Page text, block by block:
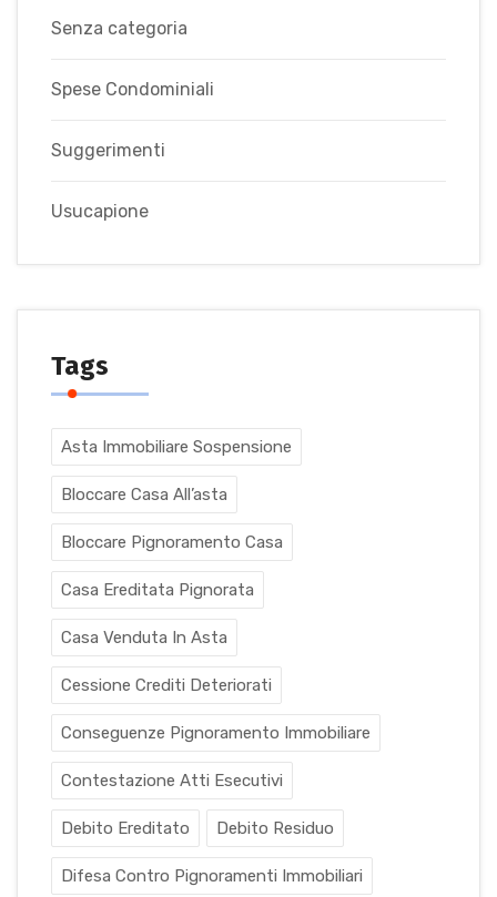
Senza categoria
Spese Condominiali
Suggerimenti
Usucapione
Tags
Asta Immobiliare Sospensione
Bloccare Casa All’asta
Bloccare Pignoramento Casa
Casa Ereditata Pignorata
Casa Venduta In Asta
Cessione Crediti Deteriorati
Conseguenze Pignoramento Immobiliare
Contestazione Atti Esecutivi
Debito Ereditato Debito Residuo
Difesa Contro Pignoramenti Immobiliari